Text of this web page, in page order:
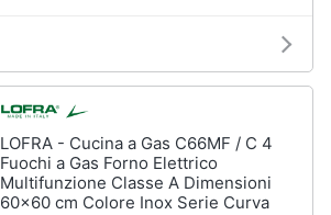
LOFRA - Cucina a Gas C66MF / C 4
Fuochi a Gas Forno Elettrico
Multifunzione Classe A Dimensioni
60x60 cm Colore Inox Serie Curva